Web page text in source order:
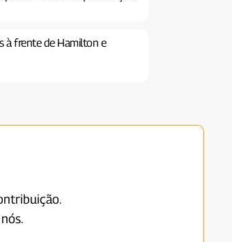
à frente de Hamilton e